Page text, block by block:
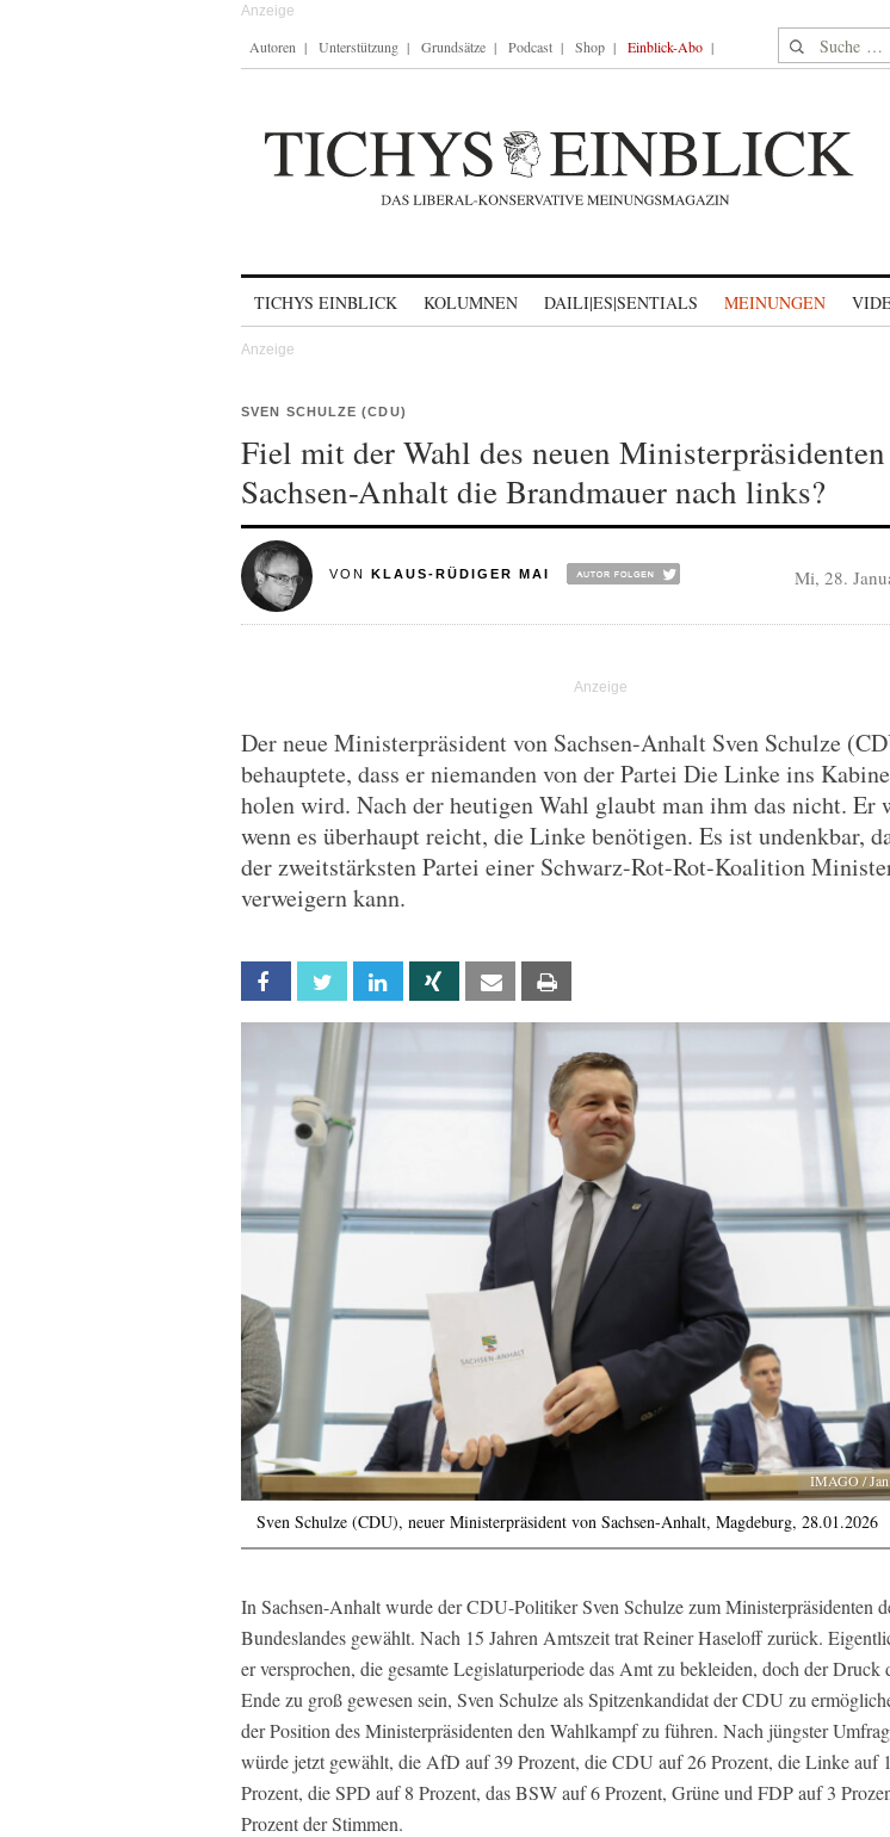
Autoren Unterstützung Grundsätze Podcast Shop Einblick-Abo Suche nach:
TICHYS EINBLICK KOLUMNEN DAILI|ES|SENTIALS MEINUNGEN
SVEN SCHULZE (CDU)
Fiel mit der Wahl des neuen
Sachsen-Anhalt die Brandmauer nach links?
VON KLAUS-RÜDIGER MAI Mi, 28.
Der neue Ministerpräsident von Sachsen-Anhalt Sven Schulze
behauptete, dass er niemanden von der Partei Die Linke ins
holen wird. Nach der heutigen Wahl glaubt man ihm das nicht. Er
wenn es überhaupt reicht, die Linke benötigen. Es ist undenkbar,
der zweitstärksten Partei einer Schwarz-Rot-Rot-Koalition
verweigern kann.
Facebook Twitter Linkedin Xing Email
IMAGO /
Sven Schulze (CDU), neuer Ministerpräsident von Sachsen-Anhalt, Magdeburg, 28.01.2026
In Sachsen-Anhalt wurde der CDU-Politiker Sven Schulze zum Ministerpräsidenten
Bundeslandes gewählt. Nach 15 Jahren Amtszeit trat Reiner Haseloff zurück.
er versprochen, die gesamte Legislaturperiode das Amt zu bekleiden, doch der Druck
Ende zu groß gewesen sein, Sven Schulze als Spitzenkandidat der CDU zu
der Position des Ministerpräsidenten den Wahlkampf zu führen. Nach jüngster
würde jetzt gewählt, die AfD auf 39 Prozent, die CDU auf 26 Prozent, die Linke auf
Prozent, die SPD auf 8 Prozent, das BSW auf 6 Prozent, Grüne und FDP auf 3
Prozent der Stimmen.